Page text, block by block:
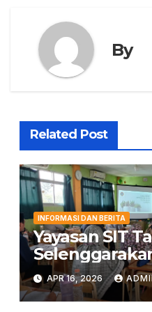
By
Related Post
INFORMASI DAN BERITA
Yayasan SIT
Penguatan
APR 16, 2026